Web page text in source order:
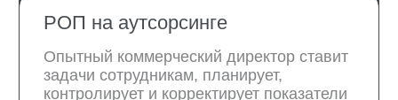
Как будет
реализован
комплекс работ